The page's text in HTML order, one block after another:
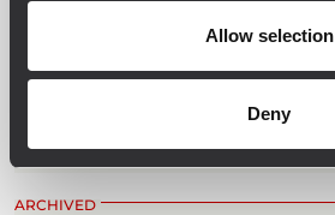
Allow selection
Deny
estéreo
Efectos digitales internos: 99 presets
Fuente de alimentación interna: 100V-
ARCHIVED